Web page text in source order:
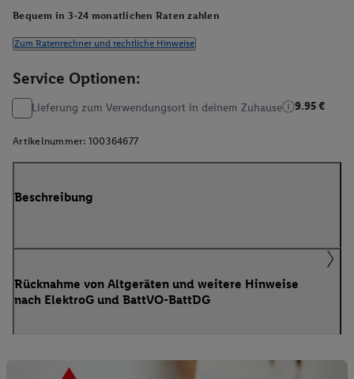
Bequem in 3-24 monatlichen Raten zahlen
Zum Ratenrechner und rechtliche Hinweise
Service Optionen:
Lieferung zum Verwendungsort in deinem Zuhause 9.95 €
Artikelnummer: 100364677
Beschreibung
Rücknahme von Altgeräten und weitere Hinweise
nach ElektroG und BattVO-BattDG